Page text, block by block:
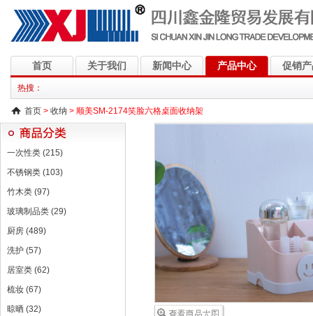
首页 关于我们 新闻中心 产品中心 促销
热搜：
首页 > 收纳 > 顺美SM-2174笑脸六格桌面收纳架
一次性类 (215)
不锈钢类 (103)
竹木类 (97)
玻璃制品类 (29)
厨房 (489)
洗护 (57)
居室类 (62)
梳妆 (67)
晾晒 (32)